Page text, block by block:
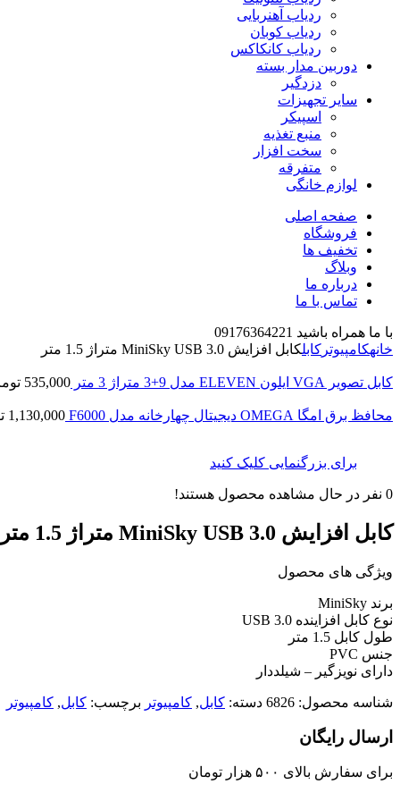
ردیاب آهنربایی
ردیاب کوبان
ردیاب کانکاکس
دوربین مدار بسته
دزدگیر
سایر تجهیزات
اسپیکر
منبع تغذیه
سخت افزار
متفرقه
لوازم خانگی
صفحه اصلی
فروشگاه
تخفیف ها
وبلاگ
درباره ما
تماس با ما
با ما همراه باشید 09176364221
خانهکامپیوتر کابلکابل افزایش MiniSky USB 3.0 متراژ 1.5 متر
کابل تصویر VGA ایلون ELEVEN مدل 9+3 متراژ 3 متر 535,000
محافظ برق امگا OMEGA دیجیتال چهارخانه مدل F6000 1,130,000
برای بزرگنمایی کلیک کنید
0 نفر در حال مشاهده محصول هستند!
کابل افزایش MiniSky USB 3.0 متراژ 1.5 متر
ویژگی های محصول
برند MiniSky
نوع کابل افزاینده USB 3.0
طول کابل 1.5 متر
جنس PVC
دارای نویزگیر – شیلددار
شناسه محصول: 6826 دسته: کابل, کامپیوتر برچسب: کابل, کامپیوتر
ارسال رایگان
برای سفارش‌ بالای ۵۰۰ هزار تومان